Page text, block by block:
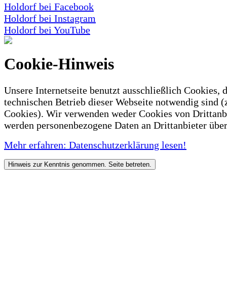
Holdorf bei Facebook
Holdorf bei Instagram
Holdorf bei YouTube
Cookie-Hinweis
Unsere Internetseite benutzt ausschließlich Cookies,
technischen Betrieb dieser Webseite notwendig sind
Cookies). Wir verwenden weder Cookies von
werden personenbezogene Daten an Drittanbieter
Mehr erfahren: Datenschutzerklärung lesen!
Hinweis zur Kenntnis genommen. Seite betreten.